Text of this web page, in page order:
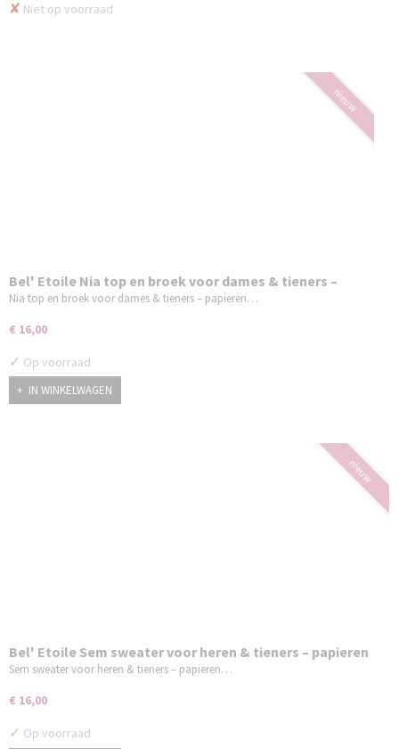
✘ Niet op voorraad
nieuw
Bel' Etoile Nia top en broek voor dames & tieners –
papieren naaipatroon
Nia top en broek voor dames & tieners – papieren…
€ 16,00
✓ Op voorraad
IN WINKELWAGEN
nieuw
Bel' Etoile Sem sweater voor heren & tieners – papieren
naaipatroon
Sem sweater voor heren & tieners – papieren…
€ 16,00
✓ Op voorraad